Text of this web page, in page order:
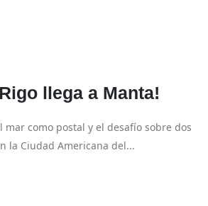
llega a Manta!
mar como postal y el desafío sobre dos
la Ciudad Americana del...